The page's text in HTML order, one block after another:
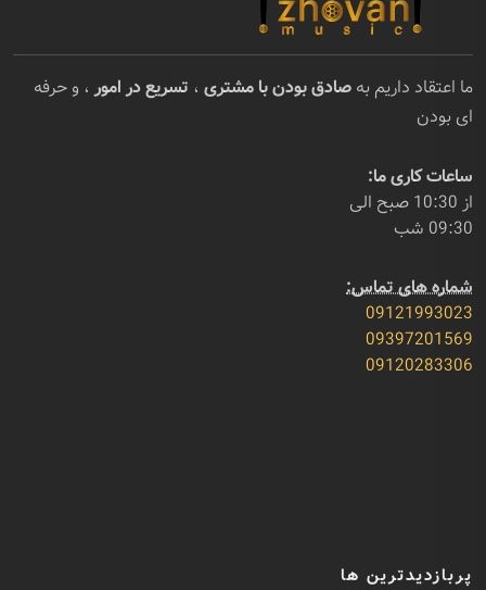
ما اعتقاد داریم به صادق بودن با مشتری ، تسریع در امور ، و حرفه
ای بودن
ساعات کاری ما:
از 10:30 صبح الی
09:30 شب
شماره های تماس:
09121993023
09397201569
09120283306
پربازدیدترین ها